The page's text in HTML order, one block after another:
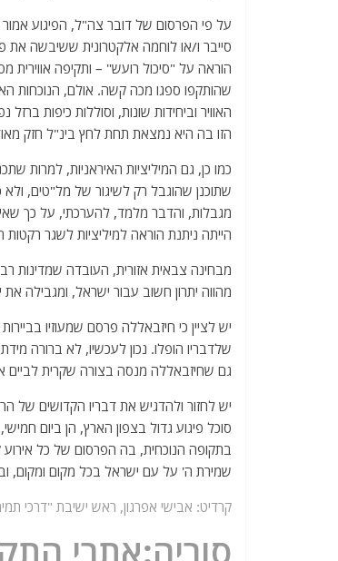
על פי הפרסום של דובר צה"ל, הפיגוע
סייבר ו/או לוחמה אלקטרונית ששיבשה את
הוראה על "סיכול רועש" – ותקיפה
שהותקפו ספגו מכה קשה. אולם, הנוכחות
האוויר וביחידות שונות, וסוללות כיפות
הזו בה היא נמצאת תחת לחץ בינ"ל חזק
כמו כן, גם המיליציות האיראניות, למרות
שתוכנן שהוגבל רק לשיגור של מל"טים, ולא
מגבלות, והדבר מלמד, להערכתי, על כך
הייתה ניתנת הוראה למיליציות לשגר רקטות
מבחינה צבאית אזורית, העובדה שמדינות
מהווה יתרון חשוב עבור ישראל, ומגבילה
יש לציין כי חיזבאללה פרסם שמעוזיו
שלדבריו הופלו. נכון לעכשיו, לא ברורה
גם שחיזבאללה מנסה בצורה שקרית לביים
יש לחזור ולהדגיש את דבריו הקדושים של
סוכל פיגוע גדול בצפון הארץ, הן ביום
בתקופה הנוכחית, בה הפרסום של כל אירוע
שמירת ה' על עם ישראל בכל מקום ומקום,
קרדיט: אבישי אפרגון, ראש ישיבת "דרכי
סוריה:אתרי